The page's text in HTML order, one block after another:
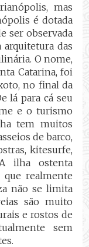
mas
é dotada
ser observada
arquitetura das
O nome,
Catarina, foi
no final da
lá para cá seu
e o turismo
tem muitos
de barco,
kitesurfe,
ilha ostenta
realmente
não se limita
são muito
e rostos de
sem